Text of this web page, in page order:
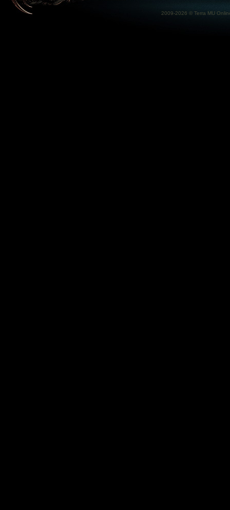
2009-2026 © Terra MU